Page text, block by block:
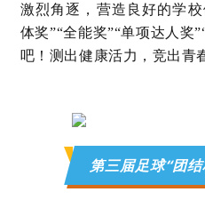
激烈角逐，营造良好的学
体奖”“全能奖”“单项达人奖
吧！测出健康活力，竞出青
第三届足球“团